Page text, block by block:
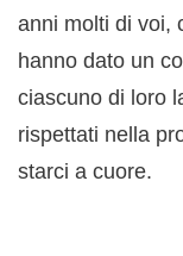
anni molti di voi,
hanno dato un
ciascuno di loro
rispettati nella
starci a cuore.